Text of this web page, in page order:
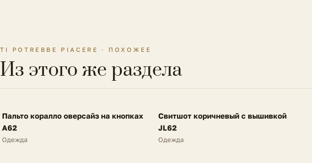
TI POTREBBE PIACERE · ПОХОЖЕЕ
Из этого же раздела
SALE
FV
Пальто коралло оверсайз на кнопках
A62
Одежда
NEW
FV
Свитшот коричневый с вышивкой
JL62
Одежда